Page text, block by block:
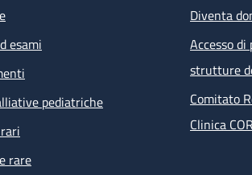
esami
pediatriche
rare
Diventa
Accesso
strutture
Comitato
Clinica